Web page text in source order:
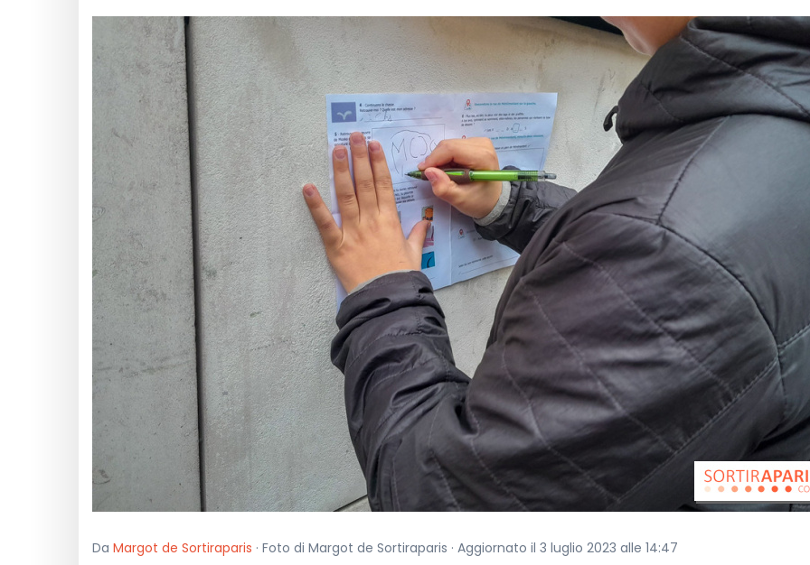
Da Margot de Sortiraparis · Foto di Margot de Sortiraparis · Aggiornato il 3 luglio 2023 alle 14:47